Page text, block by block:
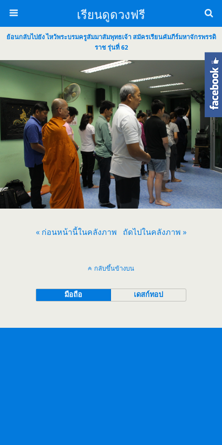
เรียนดูดวงฟรี
ย้อนกลับไปยัง ไหว้พระบรมครูสัมมาสัมพุทธเจ้า สมัครเรียนคัมภีร์มหาจักรพรรดิ
ราช รุ่นที่ 62
« ก่อนหน้านี้ในคลังภาพ ถัดไปในคลังภาพ »
กลับขึ้นข้างบน
มือถือ เดสก์ทอป